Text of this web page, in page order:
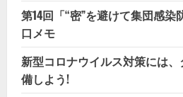
第14回「“密”を避けて集団感
口メモ
新型コロナウイルス対策には
備しよう!